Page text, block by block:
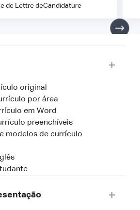
de Lettre deCandidature
original
por área
em Word
preenchíveis
modelos de currículo